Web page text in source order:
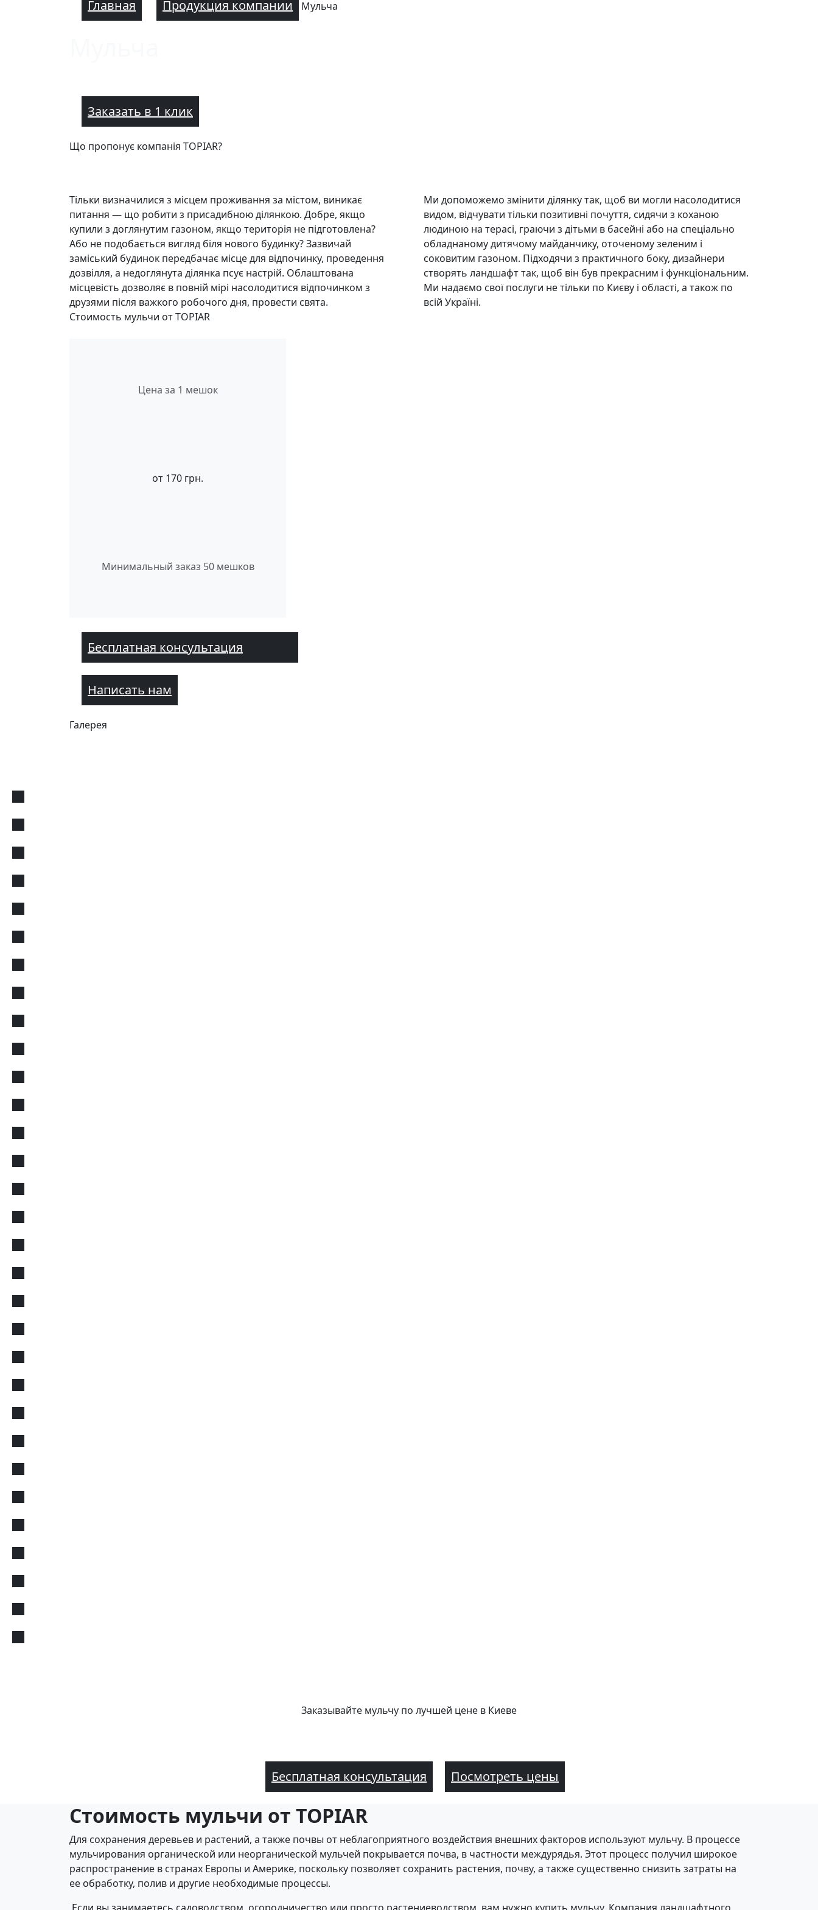
Главная Продукция компании Мульча
Заказать в 1 клик
Що пропонує компанія TOPIAR?
Тільки визначилися з місцем проживання за містом, виникає
питання — що робити з присадибною ділянкою. Добре, якщо
купили з доглянутим газоном, якщо територія не підготовлена?
Або не подобається вигляд біля нового будинку? Зазвичай
заміський будинок передбачає місце для відпочинку, проведення
дозвілля, а недоглянута ділянка псує настрій. Облаштована
місцевість дозволяє в повній мірі насолодитися відпочинком з
друзями після важкого робочого дня, провести свята.
Ми допоможемо змінити ділянку так, щоб ви могли насолодитися
видом, відчувати тільки позитивні почуття, сидячи з коханою
людиною на терасі, граючи з дітьми в басейні або на спеціально
обладнаному дитячому майданчику, оточеному зеленим і
соковитим газоном. Підходячи з практичного боку, дизайнери
створять ландшафт так, щоб він був прекрасним і функціональним.
Ми надаємо свої послуги не тільки по Києву і області, а також по
всій Україні.
Стоимость мульчи от TOPIAR
Цена за 1 мешок
от 170 грн.
Минимальный заказ 50 мешков
Бесплатная консультация
Написать нам
Галерея
Заказывайте мульчу по лучшей цене в Киеве
Бесплатная консультация Посмотреть цены
Стоимость мульчи от TOPIAR
Для сохранения деревьев и растений, а также почвы от неблагоприятного воздействия внешних факторов используют мульчу. В процессе
мульчирования органической или неорганической мульчей покрывается почва, в частности междурядья. Этот процесс получил широкое
распространение в странах Европы и Америке, поскольку позволяет сохранить растения, почву, а также существенно снизить затраты на
ее обработку, полив и другие необходимые процессы.